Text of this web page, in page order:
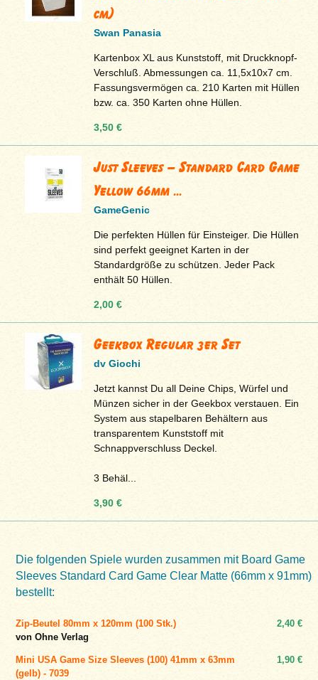
cm)
Swan Panasia
Kartenbox XL aus Kunststoff, mit Druckknopf-
Verschluß. Abmessungen ca. 11,5x10x7 cm.
Fassungsvermögen ca. 210 Karten mit Hüllen
bzw. ca. 350 Karten ohne Hüllen.
3,50 €
Just Sleeves – Standard Card Game
Yellow 66mm ...
GameGenic
Die perfekten Hüllen für Einsteiger. Die Hüllen
sind perfekt geeignet Karten in der
Standardgröße zu schützen. Jeder Pack
enthält 50 Hüllen.
2,00 €
Geekbox Regular 3er Set
dv Giochi
Jetzt kannst Du all Deine Chips, Würfel und
Münzen sicher in der Geekbox verstauen. Ein
System aus stapelbaren Behältern aus
transparentem Kunststoff mit
Schnappverschluss Deckel.
3 Behäl...
3,90 €
Die folgenden Spiele wurden zusammen mit Board Game
Sleeves Standard Card Game Clear Matte (66mm x 91mm)
bestellt:
Zip-Beutel 80mm x 120mm (100 Stk.)
von Ohne Verlag
2,40 €
Mini USA Game Size Sleeves (100) 41mm x 63mm
(gelb) - 7039
1,90 €